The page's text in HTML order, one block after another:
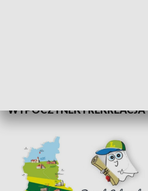
WYPOCZYNEK I REKREACJA